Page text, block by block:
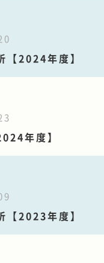
【2024年度】
年度】
【2023年度】